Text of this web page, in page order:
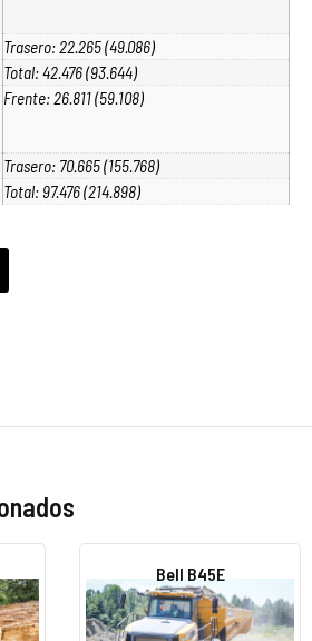
Trasero: 22.265 (49.086)
Total: 42.476 (93.644)
Frente: 26.811 (59.108)
Trasero: 70.665 (155.768)
Total: 97.476 (214.898)
Bell B45E